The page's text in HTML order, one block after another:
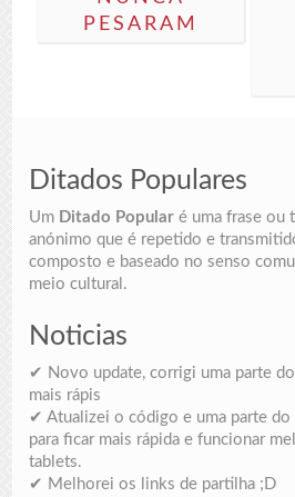
PESARAM
Ditados Populares
Um Ditado Popular é uma frase ou
anónimo que é repetido e
composto e baseado no senso
meio cultural.
Noticias
✔ Novo update, corrigi uma parte
mais rápis
✔ Atualizei o código e uma parte do
para ficar mais rápida e funcionar
tablets.
✔ Melhorei os links de partilha ;D